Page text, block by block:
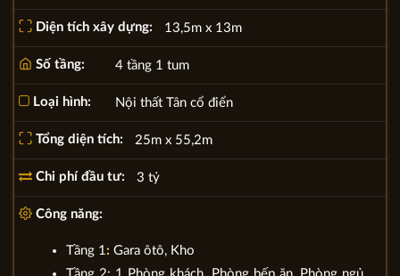
Diện tích xây dựng: 13,5m x 13m
Số tầng: 4 tầng 1 tum
Loại hình: Nội thất Tân cổ điển
Tổng diện tích: 25m x 55,2m
Chi phí đầu tư: 3 tỷ
Công năng:
Tầng 1 : Gara ôtô, Kho
Tầng 2: 1 Phòng khách, Phòng bếp ăn, Phòng ngủ